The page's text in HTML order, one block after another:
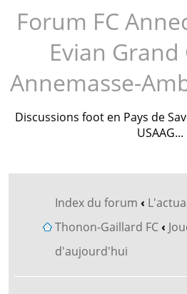
INSTAGRAM
Forum FC
Evian Grand
Annemasse-
Discussions foot en Pays de
USAAG...
Index du forum ‹
Thonon-Gaillard FC‹
d'aujourd'hui